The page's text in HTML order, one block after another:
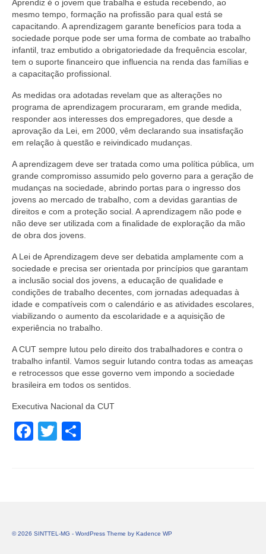
Aprendiz é o jovem que trabalha e estuda recebendo, ao
mesmo tempo, formação na profissão para qual está se
capacitando. A aprendizagem garante benefícios para toda a
sociedade porque pode ser uma forma de combate ao trabalho
infantil, traz embutido a obrigatoriedade da frequência escolar,
tem o suporte financeiro que influencia na renda das famílias e
a capacitação profissional.
As medidas ora adotadas revelam que as alterações no
programa de aprendizagem procuraram, em grande medida,
responder aos interesses dos empregadores, que desde a
aprovação da Lei, em 2000, vêm declarando sua insatisfação
em relação à questão e reivindicado mudanças.
A aprendizagem deve ser tratada como uma política pública, um
grande compromisso assumido pelo governo para a geração de
mudanças na sociedade, abrindo portas para o ingresso dos
jovens ao mercado de trabalho, com a devidas garantias de
direitos e com a proteção social. A aprendizagem não pode e
não deve ser utilizada com a finalidade de exploração da mão
de obra dos jovens.
A Lei de Aprendizagem deve ser debatida amplamente com a
sociedade e precisa ser orientada por princípios que garantam
a inclusão social dos jovens, a educação de qualidade e
condições de trabalho decentes, com jornadas adequadas à
idade e compatíveis com o calendário e as atividades escolares,
viabilizando o aumento da escolaridade e a aquisição de
experiência no trabalho.
A CUT sempre lutou pelo direito dos trabalhadores e contra o
trabalho infantil. Vamos seguir lutando contra todas as ameaças
e retrocessos que esse governo vem impondo a sociedade
brasileira em todos os sentidos.
Executiva Nacional da CUT
Facebook
Twitter
© 2026 SINTTEL-MG - WordPress Theme by Kadence WP